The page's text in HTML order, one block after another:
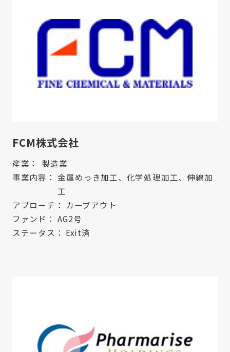
FCM株式会社
産業：
製造業
事業内容： 金属めっき加工、化学処理加工、伸線加
工
アプローチ： カーブアウト
ファンド： AG2号
ステータス： Exit済